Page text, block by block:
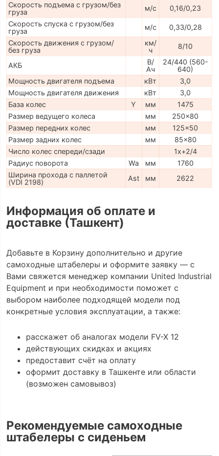
Скорость подъема с грузом/без
груза
м/с
0,16/0,23
Скорость спуска с грузом/без
груза
м/с
0,33/0,28
Скорость движения с грузом/
без груза
км/
ч
8/10
АКБ
В/
Ач
24/440 (560-
640)
Мощность двигателя подъема
кВт
3,0
Мощность двигателя движения
кВт
3,0
База колес
Y мм
1475
Размер ведущего колеса
мм
250x80
Размер передних колес
мм
125x50
Размер задних колес
мм
85x80
Число колес спереди/сзади
1x+2/4
Радиус поворота
Wa мм
1760
Ширина прохода с паллетой
(VDI 2198)
Ast мм 2622
Информация об оплате и
доставке (Ташкент)
Добавьте в Корзину дополнительно и другие
самоходные штабелеры и оформите заявку — с
Вами свяжется менеджер компании United Industrial
Equipment и при необходимости поможет с
выбором наиболее подходящей модели под
конкретные условия эксплуатации, а также:
расскажет об аналогах модели FV-X 12
действующих скидках и акциях
предоставит счёт на оплату
оформит доставку в Ташкенте или области
(возможен самовывоз)
Рекомендуемые самоходные
штабелеры с сиденьем